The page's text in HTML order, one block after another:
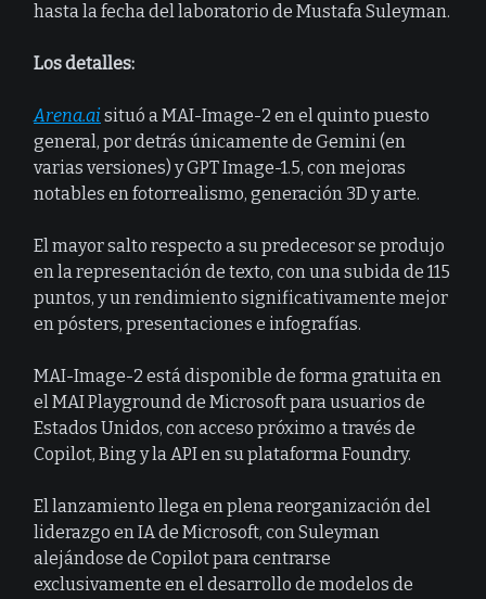
hasta la fecha del laboratorio de Mustafa Suleyman.
Los detalles:
Arena.ai situó a MAI-Image-2 en el quinto puesto
general, por detrás únicamente de Gemini (en
varias versiones) y GPT Image-1.5, con mejoras
notables en fotorrealismo, generación 3D y arte.
El mayor salto respecto a su predecesor se produjo
en la representación de texto, con una subida de 115
puntos, y un rendimiento significativamente mejor
en pósters, presentaciones e infografías.
MAI-Image-2 está disponible de forma gratuita en
el MAI Playground de Microsoft para usuarios de
Estados Unidos, con acceso próximo a través de
Copilot, Bing y la API en su plataforma Foundry.
El lanzamiento llega en plena reorganización del
liderazgo en IA de Microsoft, con Suleyman
alejándose de Copilot para centrarse
exclusivamente en el desarrollo de modelos de